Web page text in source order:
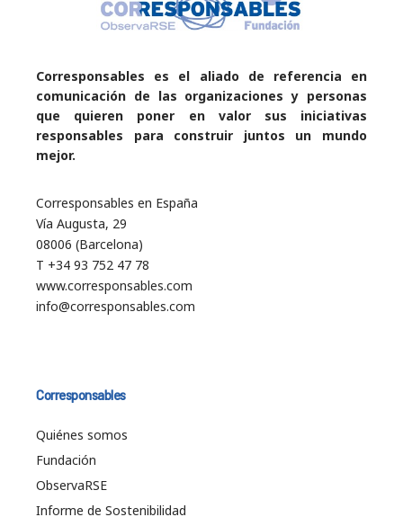
Corresponsables es el aliado de referencia en
comunicación de las organizaciones y personas
que quieren poner en valor sus iniciativas
responsables para construir juntos un mundo
mejor.
Corresponsables en España
Vía Augusta, 29
08006 (Barcelona)
T +34 93 752 47 78
www.corresponsables.com
info@corresponsables.com
Corresponsables
Quiénes somos
Fundación
ObservaRSE
Informe de Sostenibilidad